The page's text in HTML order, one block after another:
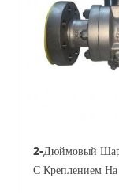
2-Дюймовый
С Креплением